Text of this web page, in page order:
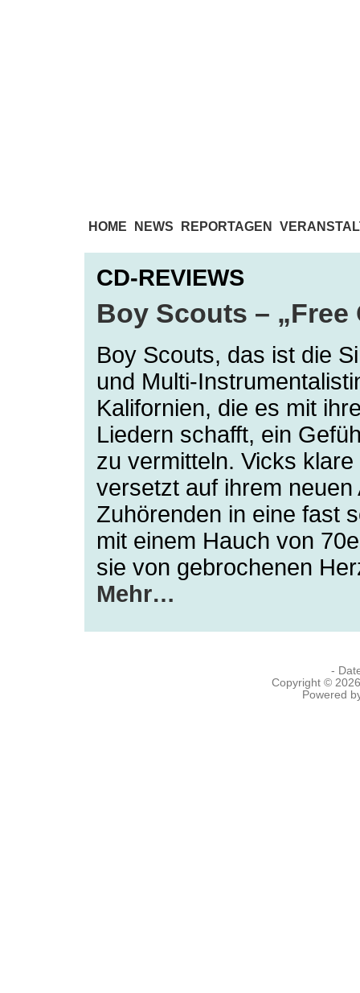
HOME NEWS REPORTAGEN
CD-REVIEWS
Boy Scouts – „Free
Boy Scouts, das ist die
und Multi-
Kalifornien, die es mit
Liedern schafft, ein
zu vermitteln. Vicks
versetzt auf ihrem neuen
Zuhörenden in eine fast
mit einem Hauch von
sie von gebrochenen
Mehr…
-
Copyright ©
Powered